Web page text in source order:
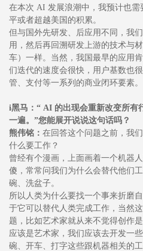
在本次 AI 发展浪潮中，我预计也需
平或者超越美国的积累。
但与国外先研发、后应用不同，我
用，然后再回溯研发上游的技术与
车）一样。当然，我国最早的应用
们迭代的速度会很快，用户基数也
管、支付等一系列的商业闭环要素。
i黑马：“ AI 的出现会重新改变所有
一遍。”您能展开说说这句话吗？
熊伟铭： 在回答这个问题之前，我
什么要工作？
曾经有个漫画，上面画着一个机器
傻，常常问我们为什么会替代他们
碗、洗盆子。
所以人类为什么要找一个事来折磨
于它可以替代人类完成工作，当然
题，比如艺术家就从来不觉得创作
应该是艺术家，我们应该去开发一
碗、开车、打字这些跟机器相关的